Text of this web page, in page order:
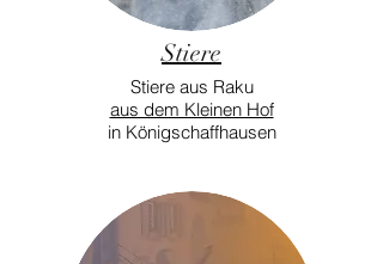
Stiere
Stiere aus Raku
aus dem Kleinen Hof
in Königschaffhausen